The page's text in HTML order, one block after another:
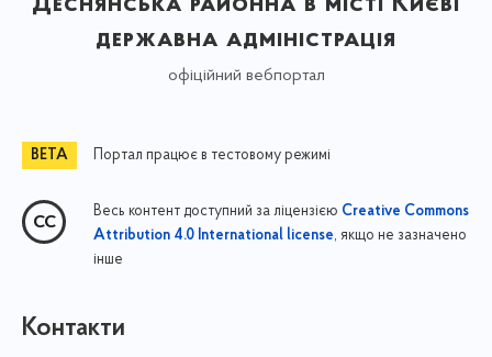
державна адміністрація
офіційний вебпортал
Портал працює в тестовому режимі
Весь контент доступний за ліцензією Creative Commons
Attribution 4.0 International license, якщо не зазначено
інше
Контакти